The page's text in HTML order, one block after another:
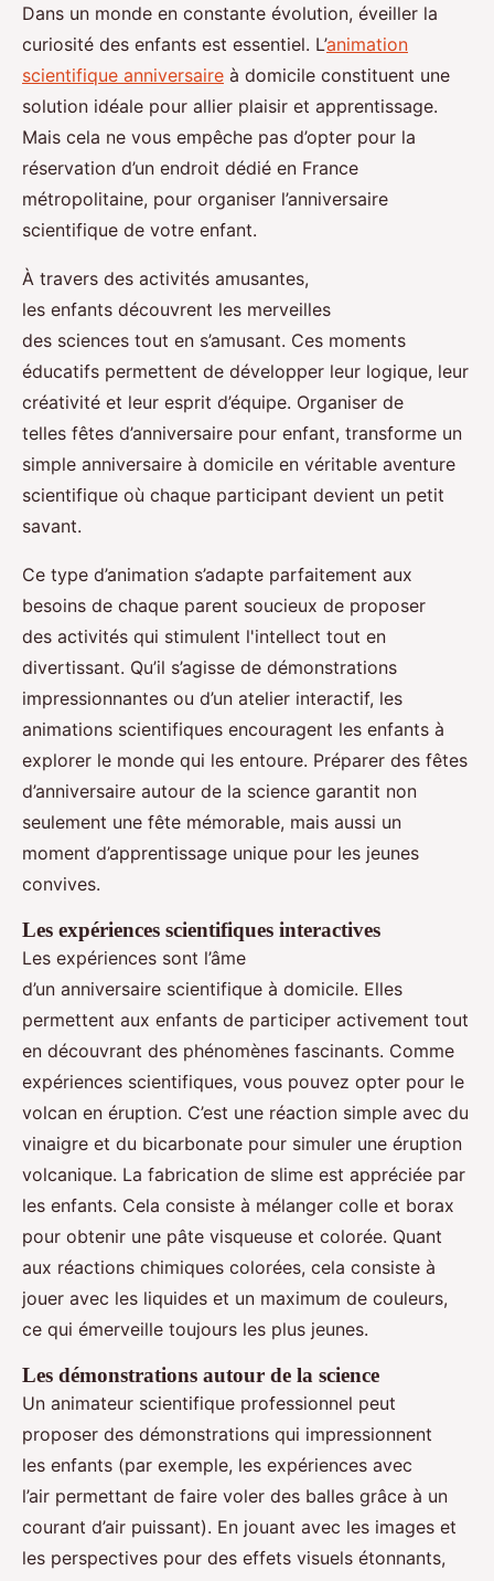
Dans un monde en constante évolution, éveiller la
curiosité des enfants est essentiel. L’animation
scientifique anniversaire à domicile constituent une
solution idéale pour allier plaisir et apprentissage.
Mais cela ne vous empêche pas d’opter pour la
réservation d’un endroit dédié en France
métropolitaine, pour organiser l’anniversaire
scientifique de votre enfant.
À travers des activités amusantes,
les enfants découvrent les merveilles
des sciences tout en s’amusant. Ces moments
éducatifs permettent de développer leur logique, leur
créativité et leur esprit d’équipe. Organiser de
telles fêtes d’anniversaire pour enfant, transforme un
simple anniversaire à domicile en véritable aventure
scientifique où chaque participant devient un petit
savant.
Ce type d’animation s’adapte parfaitement aux
besoins de chaque parent soucieux de proposer
des activités qui stimulent l'intellect tout en
divertissant. Qu’il s’agisse de démonstrations
impressionnantes ou d’un atelier interactif, les
animations scientifiques encouragent les enfants à
explorer le monde qui les entoure. Préparer des fêtes
d’anniversaire autour de la science garantit non
seulement une fête mémorable, mais aussi un
moment d’apprentissage unique pour les jeunes
convives.
Les expériences scientifiques interactives
Les expériences sont l’âme
d’un anniversaire scientifique à domicile. Elles
permettent aux enfants de participer activement tout
en découvrant des phénomènes fascinants. Comme
expériences scientifiques, vous pouvez opter pour le
volcan en éruption. C’est une réaction simple avec du
vinaigre et du bicarbonate pour simuler une éruption
volcanique. La fabrication de slime est appréciée par
les enfants. Cela consiste à mélanger colle et borax
pour obtenir une pâte visqueuse et colorée. Quant
aux réactions chimiques colorées, cela consiste à
jouer avec les liquides et un maximum de couleurs,
ce qui émerveille toujours les plus jeunes.
Les démonstrations autour de la science
Un animateur scientifique professionnel peut
proposer des démonstrations qui impressionnent
les enfants (par exemple, les expériences avec
l’air permettant de faire voler des balles grâce à un
courant d’air puissant). En jouant avec les images et
les perspectives pour des effets visuels étonnants,